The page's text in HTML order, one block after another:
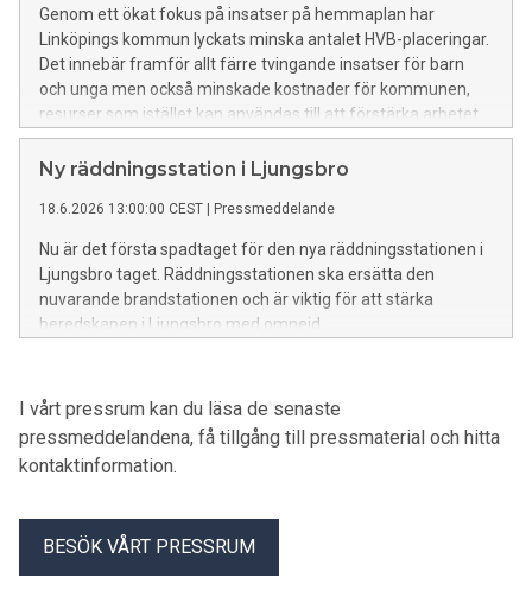
Genom ett ökat fokus på insatser på hemmaplan har
Linköpings kommun lyckats minska antalet HVB-placeringar.
Det innebär framför allt färre tvingande insatser för barn
och unga men också minskade kostnader för kommunen,
resurser som istället kan användas till att förstärka arbetet
med förebyggande insatser.
Ny räddningsstation i Ljungsbro
18.6.2026 13:00:00 CEST Pressmeddelande
Nu är det första spadtaget för den nya räddningsstationen i
Ljungsbro taget. Räddningsstationen ska ersätta den
nuvarande brandstationen och är viktig för att stärka
beredskapen i Ljungsbro med omnejd.
I vårt pressrum kan du läsa de senaste
pressmeddelandena, få tillgång till pressmaterial och hitta
kontaktinformation.
BESÖK VÅRT PRESSRUM